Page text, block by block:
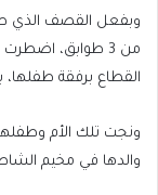
وبفعل القصف الذي
من 3 طوابق،
القطاع برفقة طفلها، بعد
ونجت تلك الأم
والدها في مخيم